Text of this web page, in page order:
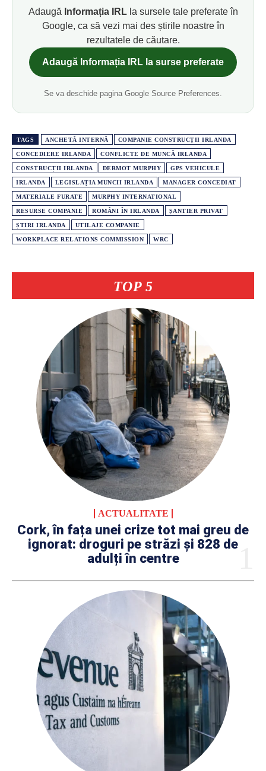
TOP 5
ACTUALITATE
Cork, în fața unei crize tot mai greu de
ignorat: droguri pe străzi și 828 de
adulți în centre
Adaugă Informația IRLla sursele tale preferate în
Google, ca să vezi mai des știrile noastre în
rezultatele de căutare.
Adaugă Informația IRL la surse preferate
Se va deschide pagina Google Source Preferences.
TAGS ANCHETĂ INTERNĂ COMPANIE CONSTRUCȚII IRLANDA
CONCEDIERE IRLANDA CONFLICTE DE MUNCĂ IRLANDA
CONSTRUCȚII IRLANDA DERMOT MURPHY GPS VEHICULE
IRLANDA LEGISLAȚIA MUNCII IRLANDA MANAGER CONCEDIAT
MATERIALE FURATE MURPHY INTERNATIONAL
RESURSE COMPANIE ROMÂNI ÎN IRLANDA ȘANTIER PRIVAT
ȘTIRI IRLANDA UTILAJE COMPANIE
WORKPLACE RELATIONS COMMISSION WRC